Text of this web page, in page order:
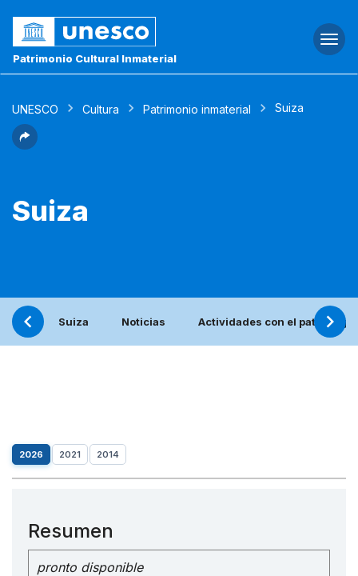
Patrimonio Cultural Inmaterial
UNESCO Cultura Patrimonio inmaterial Suiza
Suiza
Suiza Noticias Actividades con el patronage
2026 2021 2014
Resumen
pronto disponible